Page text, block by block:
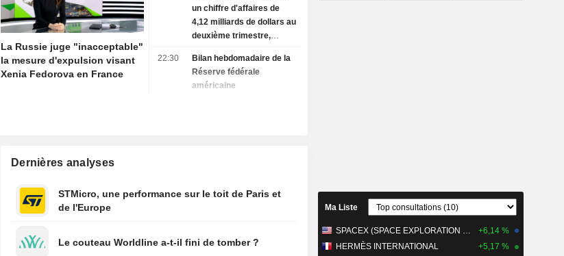
La Russie juge "inacceptable"
la mesure d'expulsion visant
Xenia Fedorova en France
un chiffre d'affaires de
4,12 milliards de dollars au
deuxième trimestre,
FactSet de 4,11 milliards
22:30
Bilan hebdomadaire de la
Réserve fédérale
américaine
Dernières analyses
STMicro, une performance sur le toit de Paris et
de l'Europe
Le couteau Worldline a-t-il fini de tomber ?
Ma Liste
SPACEX (SPACE EXPLORATION TECHNOLOGIES)
+6,14 %
HERMÈS INTERNATIONAL
+5,17 %